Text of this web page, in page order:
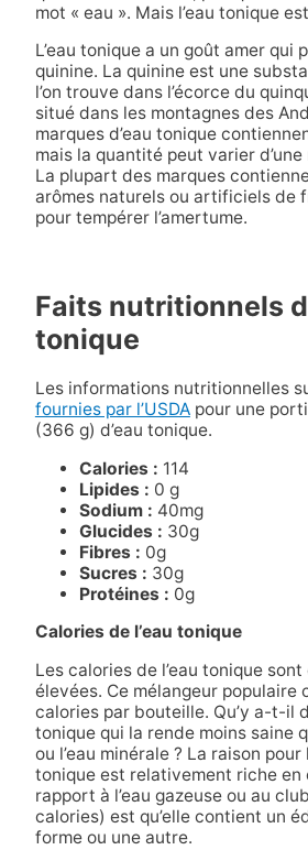
mot « eau ». Mais l’eau tonique
L’eau tonique a un goût amer qui
quinine. La quinine est une
l’on trouve dans l’écorce du
situé dans les montagnes des
marques d’eau tonique
mais la quantité peut varier d’une
La plupart des marques
arômes naturels ou artificiels de
pour tempérer l’amertume.
Faits nutritionnels
tonique
Les informations nutritionnelles
fournies par l’USDApour une
(366 g) d’eau tonique.
Calories : 114
Lipides : 0 g
Sodium : 40mg
Glucides : 30g
Fibres : 0g
Sucres : 30g
Protéines : 0g
Calories de l’eau tonique
Les calories de l’eau tonique
élevées. Ce mélangeur populaire
calories par bouteille. Qu’y a-t-il
tonique qui la rende moins saine
ou l’eau minérale ? La raison pour
tonique est relativement riche en
rapport à l’eau gazeuse ou au
calories) est qu’elle contient un
forme ou une autre.